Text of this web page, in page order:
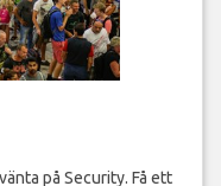
på Security. Få ett